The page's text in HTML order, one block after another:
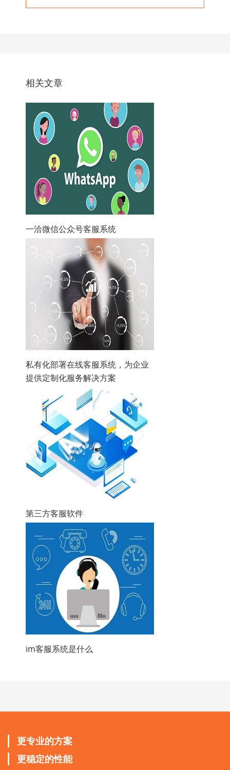
相关文章
一洽微信公众号客服系统
私有化部署在线客服系统，为企业
提供定制化服务解决方案
第三方客服软件
im客服系统是什么
更专业的方案
更稳定的性能